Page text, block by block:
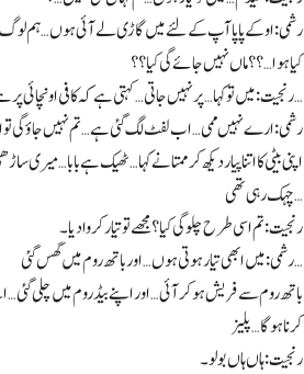
رشمی: اوکے پاپا آپ کے لئے میں گاڑی لے آئی ہوں… ہم
کیا ہوا…؟؟ ماں نہیں جائے گی کیا؟؟
رنجیت: میں تو کہا… پر نہیں جاتی… کہتی ہے کہ کافی اونچائی پر ہے…
رشمی: ارے نہیں ممی… اب لفٹ لگ گئی ہے… تم نہیں جاؤ گی
اپنی بیٹی کا اتنا پیار دیکھ کر ممتا نے کہا… ٹھیک ہے
چہک رہی تھی…
رنجیت: تم اسی طرح چلو گی کیا؟ مجھے تو تیار کروا دیا۔
رشمی: میں ابھی تیار ہوتی ہوں… اور باتھ روم میں گھس گئی…
باتھ روم سے فریش ہو کر آئی… اور اپنے بیڈروم میں چلی
کرنا ہوگا… پلیز
رنجیت: ہاں ہاں بولو۔